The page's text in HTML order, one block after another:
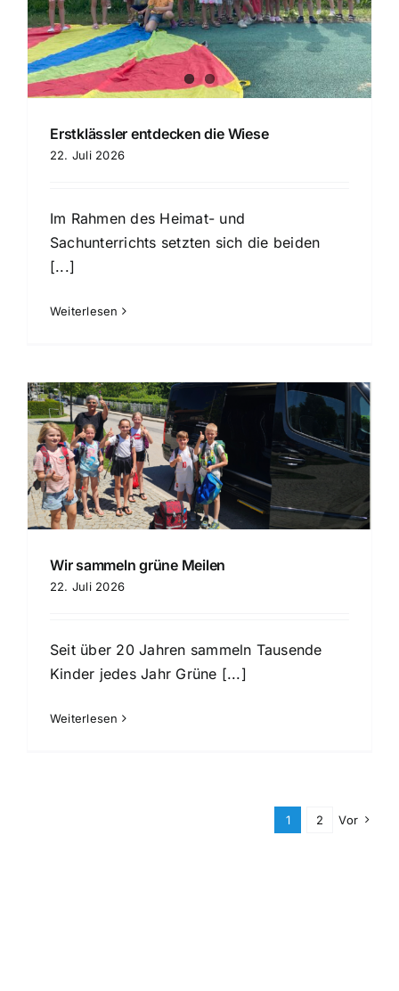
Erstklässler entdecken die Wiese
22. Juli 2026
Im Rahmen des Heimat- und
Sachunterrichts setzten sich die beiden
[...]
Weiterlesen
Wir sammeln grüne Meilen
22. Juli 2026
Seit über 20 Jahren sammeln Tausende
Kinder jedes Jahr Grüne [...]
Weiterlesen
1 2 Vor